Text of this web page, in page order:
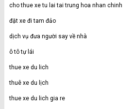
cho thue xe tu lai tai trung hoa nhan chinh
đặt xe đi tam đảo
dịch vụ đưa người say về nhà
ô tô tự lái
thue xe du lich
thuê xe du lịch
thue xe du lich gia re